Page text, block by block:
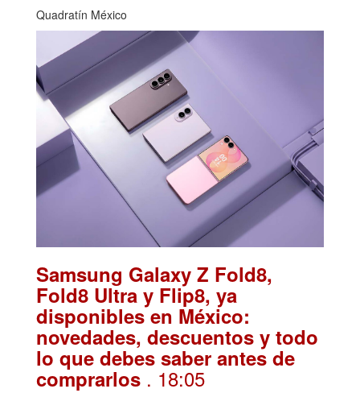
Quadratín México
Samsung Galaxy Z Fold8,
Fold8 Ultra y Flip8, ya
disponibles en México:
novedades, descuentos y todo
lo que debes saber antes de
comprarlos . 18:05